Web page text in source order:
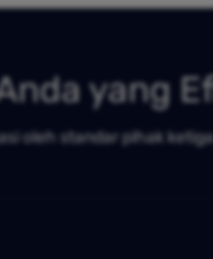
yang
oleh standar pihak